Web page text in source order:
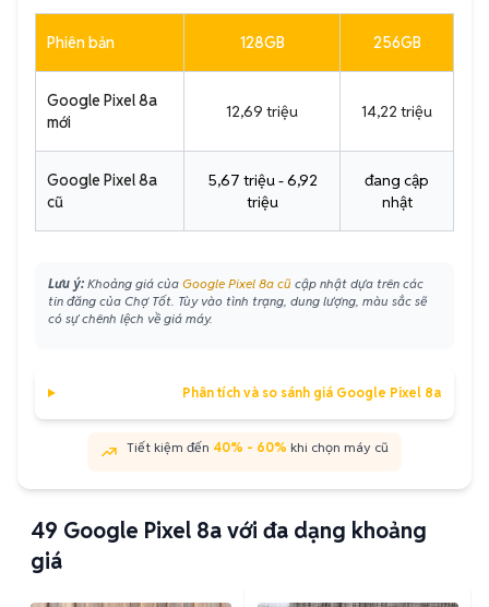
Phiên bản 128GB 256GB
Google Pixel 8a
mới
12,69 triệu 14,22 triệu
Google Pixel 8a
cũ
5,67 triệu - 6,92
triệu
đang cập
nhật
Lưu ý: Khoảng giá của Google Pixel 8a cũ cập nhật dựa trên các
tin đăng của Chợ Tốt. Tùy vào tình trạng, dung lượng, màu sắc sẽ
có sự chênh lệch về giá máy.
Phân tích và so sánh giá Google Pixel 8a
Tiết kiệm đến 40% - 60% khi chọn máy cũ
49 Google Pixel 8a với đa dạng khoảng
giá